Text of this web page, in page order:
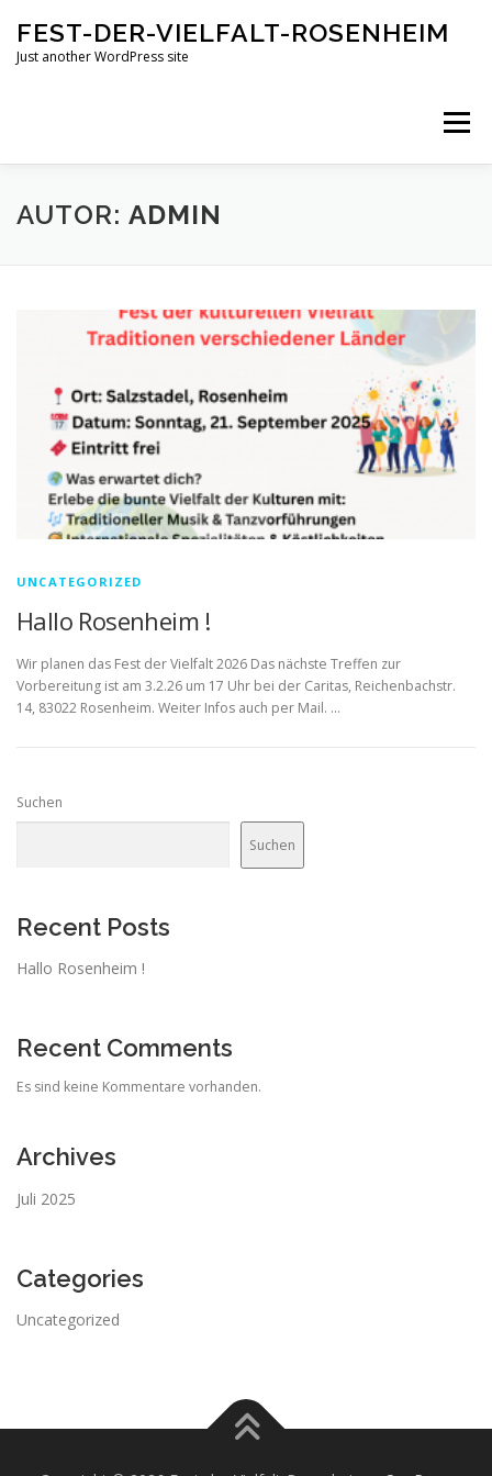
Inhalt
springen
FEST-DER-VIELFALT-ROSENHEIM
Just another WordPress site
Menü
AUTOR: ADMIN
UNCATEGORIZED
Hallo Rosenheim !
Wir planen das Fest der Vielfalt 2026 Das nächste Treffen zur
Vorbereitung ist am 3.2.26 um 17 Uhr bei der Caritas, Reichenbachstr.
14, 83022 Rosenheim. Weiter Infos auch per Mail. …
Suchen
Suchen
Recent Posts
Hallo Rosenheim !
Recent Comments
Es sind keine Kommentare vorhanden.
Archives
Juli 2025
Categories
Uncategorized